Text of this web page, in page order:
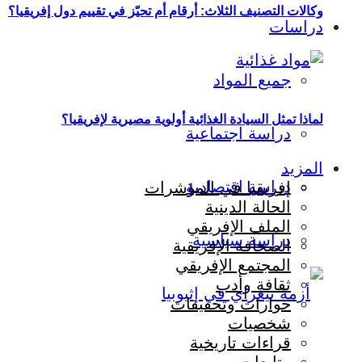
دراسات
جميع المواد
دراسة اجتماعية
دراسة اقتصادية
دراسة سياسية
وكالات التصنيف الثلاث: أرقام أم تحيّز في تقييم دول إفريقيا؟
لماذا تمثل السيادة الغذائية أولوية مصيرية لإفريقيا؟
المزيد
إفريقيا في المؤشرات
الحالة الدينية
الملف الإفريقي
الصحافة الإفريقية
المجتمع الإفريقي
ثقافة وأدب
حوارات وتحقيقات
شخصيات
قراءات تاريخية